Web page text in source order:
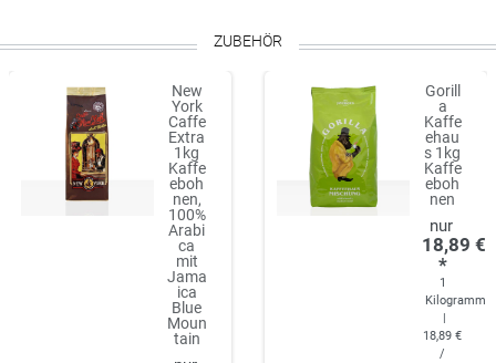
ZUBEHÖR
New
York
Caffe
Extra
1kg
Kaffe
eboh
nen,
100%
Arabi
ca
mit
Jama
ica
Blue
Moun
tain
Gorill
a
Kaffe
ehau
s 1kg
Kaffe
eboh
nen
18,89 €
*
1
Kilogramm
18,89 €
/